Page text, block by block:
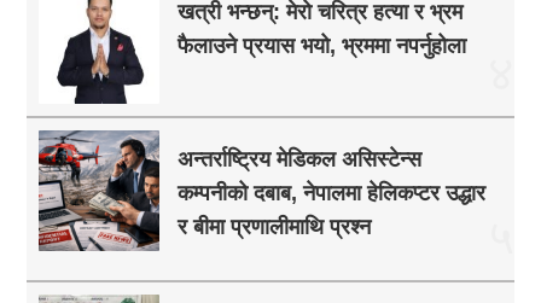
खत्री भन्छन्: मेरो चरित्र हत्या र भ्रम
फैलाउने प्रयास भयो, भ्रममा नपर्नुहोला
अन्तर्राष्ट्रिय मेडिकल असिस्टेन्स
कम्पनीको दबाब, नेपालमा हेलिकप्टर उद्धार
र बीमा प्रणालीमाथि प्रश्न